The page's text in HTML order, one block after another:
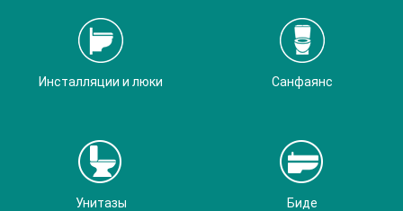
Инсталляции и люки Санфаянс
Унитазы Биде